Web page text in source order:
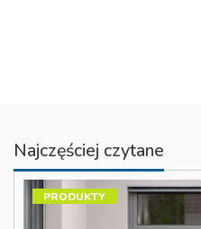
Najczęściej czytane
PRODUKTY